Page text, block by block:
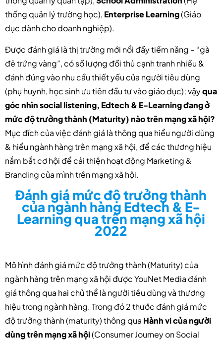
thống quản lý trường học), Enterprise Learning(Giáo
dục dành cho doanh nghiệp).
Được đánh giá là thị trường mới nổi đầy tiềm năng – “gà
đẻ trứng vàng”, có số lượng đối thủ cạnh tranh nhiều &
đánh đúng vào nhu cầu thiết yếu của người tiêu dùng
(phụ huynh, học sinh ưu tiên đầu tư vào giáo dục); vậyqua
góc nhìn social listening, Edtech & E-Learning đang ở
mức độ trưởng thành (Maturity) nào trên mạng xã hội?
Mục đích của việc đánh giá là thông qua hiểu người dùng
& hiểu ngành hàng trên mạng xã hội, để các thương hiệu
nắm bắt cơ hội để cải thiện hoạt động Marketing &
Branding của mình trên mạng xã hội.
Đánh giá mức độ trưởng thành
của ngành hàng Edtech & E-
Learning qua trên mạng xã hội
2022
Mô hình đánh giá mức độ trưởng thành (Maturity) của
ngành hàng trên mạng xã hội được YouNet Media đánh
giá thông qua hai chủ thể là người tiêu dùng và thương
hiệu trong ngành hàng. Trong đó 2 thước đánh giá mức
độ trưởng thành (maturity) thông qua Hành vi của người
dùng trên mạng xã hội(Consumer Journey on Social